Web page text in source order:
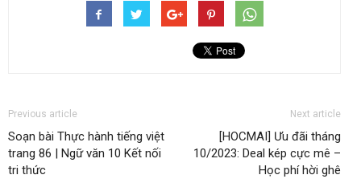
Previous article
Soạn bài Thực hành tiếng việt
trang 86 | Ngữ văn 10 Kết nối
tri thức
Next article
[HOCMAI] Ưu đãi tháng
10/2023: Deal kép cực mê –
Học phí hời ghê